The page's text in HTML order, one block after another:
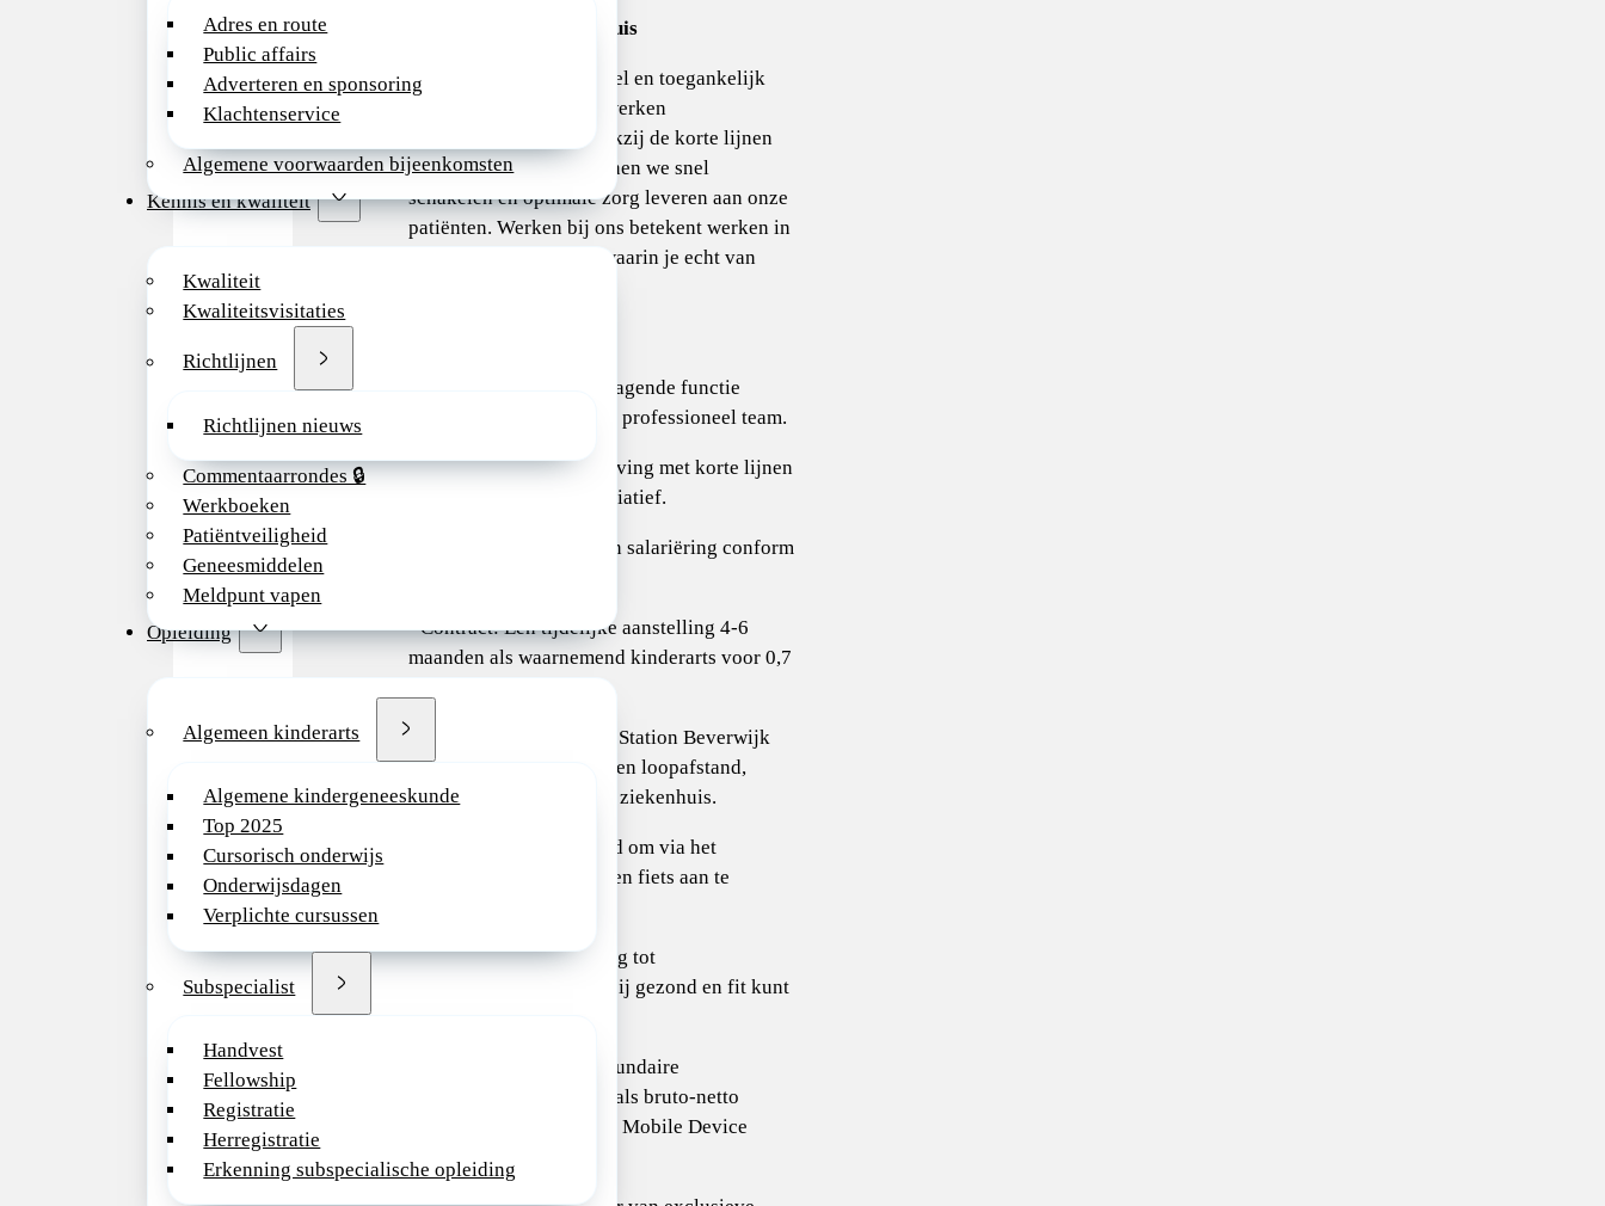
Adres en route
Public affairs
Adverteren en sponsoring
Klachtenservice
Algemene voorwaarden bijeenkomsten
Kennis en kwaliteit
Kwaliteit
Kwaliteitsvisitaties
Richtlijnen
Richtlijnen nieuws
Commentaarrondes 🔒
Werkboeken
Patiëntveiligheid
Geneesmiddelen
Meldpunt vapen
Opleiding
Algemeen kinderarts
Algemene kindergeneeskunde
Top 2025
Cursorisch onderwijs
Onderwijsdagen
Verplichte cursussen
Subspecialist
Handvest
Fellowship
Registratie
Herregistratie
Erkenning subspecialische opleiding
Het Rode kruis ziekenhuis
Wij zijn een professioneel en toegankelijk
ziekenhuis waar samenwerken
vanzelfsprekend is. Dankzij de korte lijnen
en betrokken teams kunnen we snel
schakelen en optimale zorg leveren aan onze
patiënten. Werken bij ons betekent werken in
een prettige werksfeer waarin je echt van
· Een veelzijdige en uitdagende functie
binnen een betrokken en professioneel team.
· Een prettige werkomgeving met korte lijnen
en ruimte voor eigen initiatief.
· Arbeidsvoorwaarden en salariëring conform
· Contract: Een tijdelijke aanstelling 4-6
maanden als waarnemend kinderarts voor 0,7
· Goede bereikbaarheid: Station Beverwijk
en busstation op 7 minuten loopafstand,
gratis parkeren nabij het ziekenhuis.
· Fietsplan: Mogelijkheid om via het
belastingvoordeelplan een fiets aan te
· Bedrijfsfitness: Toegang tot
fitnessfaciliteiten zodat jij gezond en fit kunt
· Meerkeuzesysteem secundaire
arbeidsvoorwaarden: Zoals bruto-netto
reiskostenvergoeding en Mobile Device